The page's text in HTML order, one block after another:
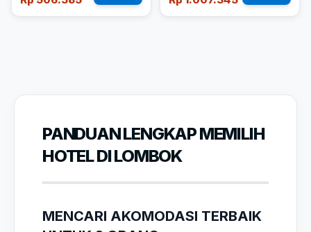
PANDUAN LENGKAP MEMILIH
HOTEL DI LOMBOK
MENCARI AKOMODASI TERBAIK